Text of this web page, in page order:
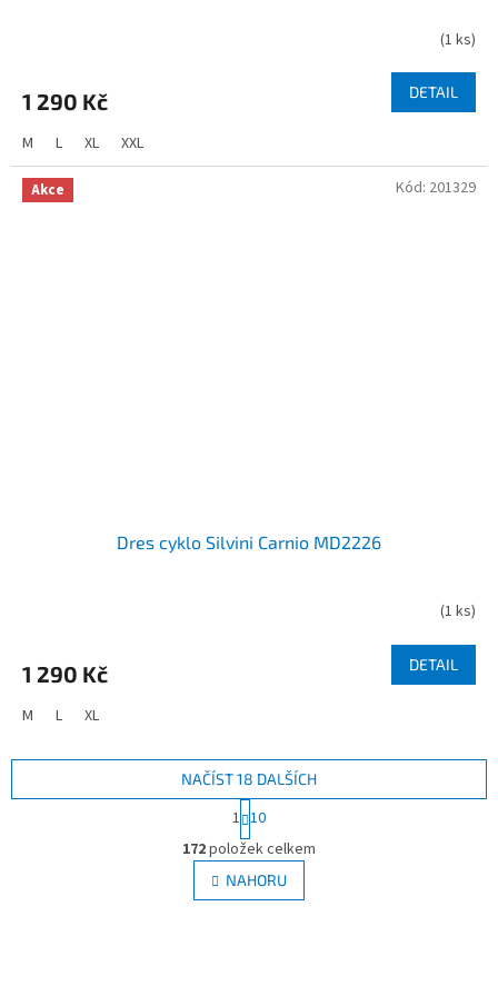
(1 ks)
1 290 Kč DETAIL
M L XL XXL
Akce
Dres cyklo Silvini Carnio MD2226
(1 ks)
1 290 Kč DETAIL
M L XL
Kód: 201329
O
v
l
á
NAČÍST 18 DALŠÍCH
S
t
r
á
n
k
1 10
172položek celkem
NAHORU